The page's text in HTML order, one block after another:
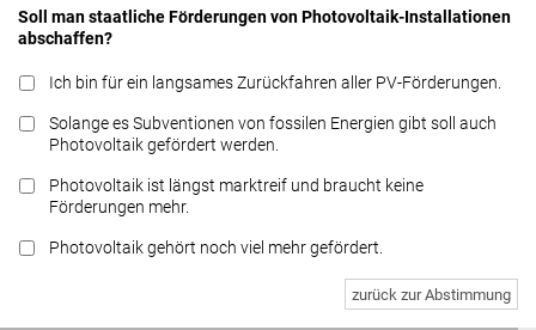
Soll man staatliche Förderungen von Photovoltaik-Installationen
abschaffen?
Ich bin für ein langsames Zurückfahren aller PV-Förderungen.
Solange es Subventionen von fossilen Energien gibt soll auch
Photovoltaik gefördert werden.
Photovoltaik ist längst marktreif und braucht keine
Förderungen mehr.
Photovoltaik gehört noch viel mehr gefördert.
zurück zur Abstimmung